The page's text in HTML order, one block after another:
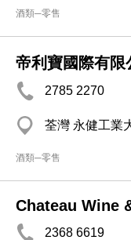
酒類─零售
帝利寶國際有限
2785 2270
荃灣 永健工業
酒類─零售
Chateau Wine
2368 6619